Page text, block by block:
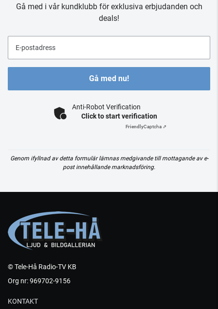
Gå med i vår kundklubb för exklusiva erbjudanden och
deals!
E-postadress
Gå med nu!
Anti-Robot Verification
Click to start verification
FriendlyCaptcha ⇗
Genom ifyllnad av detta formulär lämnas medgivande till mottagande av e-
post innehållande marknadsföring.
© Tele-Hå Radio-TV KB
Org nr: 969702-9156
KONTAKT